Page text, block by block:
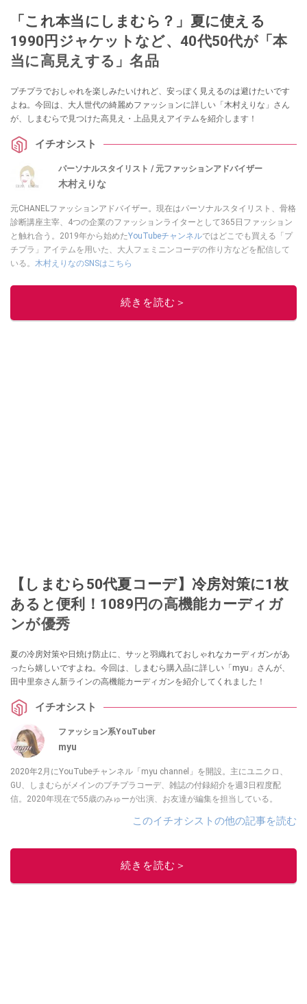
「これ本当にしまむら？」夏に使える
1990円ジャケットなど、40代50代が「本
当に高見えする」名品
プチプラでおしゃれを楽しみたいけれど、安っぽく見えるのは避けたいです
よね。今回は、大人世代の綺麗めファッションに詳しい「木村えりな」さん
が、しまむらで見つけた高見え・上品見えアイテムを紹介します！
イチオシスト
パーソナルスタイリスト / 元ファッションアドバイザー
木村えりな
元CHANELファッションアドバイザー。現在はパーソナルスタイリスト、骨格
診断講座主宰、4つの企業のファッションライターとして365日ファッション
と触れ合う。2019年から始めたYouTubeチャンネルではどこでも買える「プ
チプラ」アイテムを用いた、大人フェミニンコーデの作り方などを配信して
いる。 木村えりなのSNSはこちら
このイチオシストの他の記事を読む
続きを読む＞
【しまむら50代夏コーデ】冷房対策に1枚
あると便利！1089円の高機能カーディガ
ンが優秀
夏の冷房対策や日焼け防止に、サッと羽織れておしゃれなカーディガンがあ
ったら嬉しいですよね。今回は、しまむら購入品に詳しい「myu」さんが、
田中里奈さん新ラインの高機能カーディガンを紹介してくれました！
イチオシスト
ファッション系YouTuber
myu
2020年2月にYouTubeチャンネル「myu channel」を開設。主にユニクロ、
GU、しまむらがメインのプチプラコーデ、雑誌の付録紹介を週3日程度配
信。2020年現在で55歳のみゅーが出演、お友達が編集を担当している。
このイチオシストの他の記事を読む
続きを読む＞